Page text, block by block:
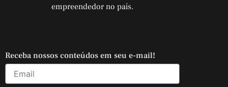
empreendedor no país.
Receba nossos conteúdos em seu e-mail!